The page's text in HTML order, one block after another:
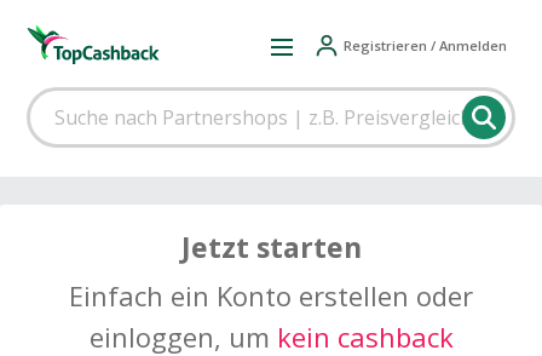
Registrieren / Anmelden
Jetzt starten
Einfach ein Konto erstellen oder
einloggen, um kein cashback